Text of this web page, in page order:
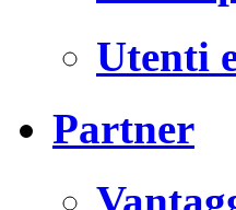
Utenti
Partner